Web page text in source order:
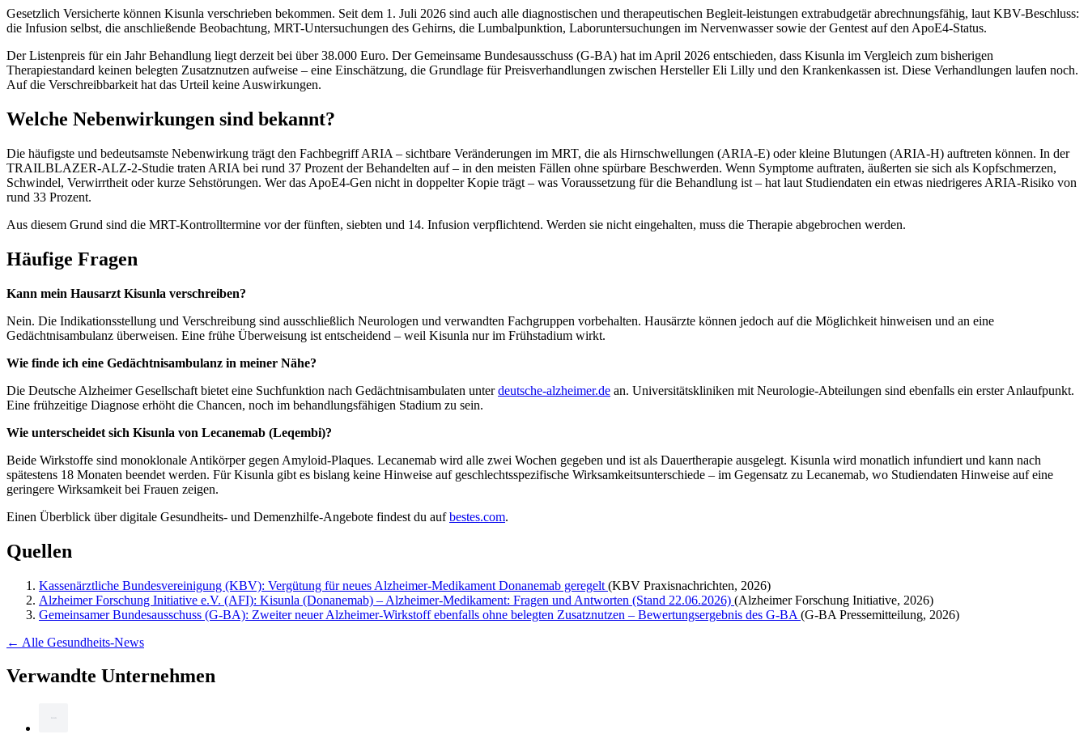
Gesetzlich Versicherte können Kisunla verschrieben bekommen. Seit dem 1. Juli 2026 sind auch alle diagnostischen und therapeutischen Begleit-leistungen extrabudgetär abrechnungsfähig, laut KBV-Beschluss:
die Infusion selbst, die anschließende Beobachtung, MRT-Untersuchungen des Gehirns, die Lumbalpunktion, Laboruntersuchungen im Nervenwasser sowie der Gentest auf den ApoE4-Status.
Der Listenpreis für ein Jahr Behandlung liegt derzeit bei über 38.000 Euro. Der Gemeinsame Bundesausschuss (G-BA) hat im April 2026 entschieden, dass Kisunla im Vergleich zum bisherigen
Therapiestandard keinen belegten Zusatznutzen aufweise – eine Einschätzung, die Grundlage für Preisverhandlungen zwischen Hersteller Eli Lilly und den Krankenkassen ist. Diese Verhandlungen laufen noch.
Auf die Verschreibbarkeit hat das Urteil keine Auswirkungen.
Welche Nebenwirkungen sind bekannt?
Die häufigste und bedeutsamste Nebenwirkung trägt den Fachbegriff ARIA – sichtbare Veränderungen im MRT, die als Hirnschwellungen (ARIA-E) oder kleine Blutungen (ARIA-H) auftreten können. In der
TRAILBLAZER-ALZ-2-Studie traten ARIA bei rund 37 Prozent der Behandelten auf – in den meisten Fällen ohne spürbare Beschwerden. Wenn Symptome auftraten, äußerten sie sich als Kopfschmerzen,
Schwindel, Verwirrtheit oder kurze Sehstörungen. Wer das ApoE4-Gen nicht in doppelter Kopie trägt – was Voraussetzung für die Behandlung ist – hat laut Studiendaten ein etwas niedrigeres ARIA-Risiko von
rund 33 Prozent.
Aus diesem Grund sind die MRT-Kontrolltermine vor der fünften, siebten und 14. Infusion verpflichtend. Werden sie nicht eingehalten, muss die Therapie abgebrochen werden.
Häufige Fragen
Kann mein Hausarzt Kisunla verschreiben?
Nein. Die Indikationsstellung und Verschreibung sind ausschließlich Neurologen und verwandten Fachgruppen vorbehalten. Hausärzte können jedoch auf die Möglichkeit hinweisen und an eine
Gedächtnisambulanz überweisen. Eine frühe Überweisung ist entscheidend – weil Kisunla nur im Frühstadium wirkt.
Wie finde ich eine Gedächtnisambulanz in meiner Nähe?
Die Deutsche Alzheimer Gesellschaft bietet eine Suchfunktion nach Gedächtnisambulaten unterdeutsche-alzheimer.de an. Universitätskliniken mit Neurologie-Abteilungen sind ebenfalls ein erster Anlaufpunkt.
Eine frühzeitige Diagnose erhöht die Chancen, noch im behandlungsfähigen Stadium zu sein.
Wie unterscheidet sich Kisunla von Lecanemab (Leqembi)?
Beide Wirkstoffe sind monoklonale Antikörper gegen Amyloid-Plaques. Lecanemab wird alle zwei Wochen gegeben und ist als Dauertherapie ausgelegt. Kisunla wird monatlich infundiert und kann nach
spätestens 18 Monaten beendet werden. Für Kisunla gibt es bislang keine Hinweise auf geschlechtsspezifische Wirksamkeitsunterschiede – im Gegensatz zu Lecanemab, wo Studiendaten Hinweise auf eine
geringere Wirksamkeit bei Frauen zeigen.
Einen Überblick über digitale Gesundheits- und Demenzhilfe-Angebote findest du aufbestes.com.
Quellen
Kassenärztliche Bundesvereinigung (KBV): Vergütung für neues Alzheimer-Medikament Donanemab geregelt (KBV Praxisnachrichten, 2026)
Alzheimer Forschung Initiative e.V. (AFI): Kisunla (Donanemab) – Alzheimer-Medikament: Fragen und Antworten (Stand 22.06.2026) (Alzheimer Forschung Initiative, 2026)
Gemeinsamer Bundesausschuss (G-BA): Zweiter neuer Alzheimer-Wirkstoff ebenfalls ohne belegten Zusatznutzen – Bewertungsergebnis des G-BA (G-BA Pressemitteilung, 2026)
← Alle Gesundheits-News
Verwandte Unternehmen